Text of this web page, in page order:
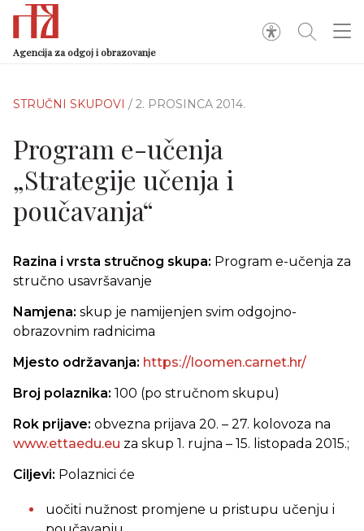
Agencija za odgoj i obrazovanje
STRUČNI SKUPOVI / 2. PROSINCA 2014.
Program e-učenja
„Strategije učenja i
poučavanja“
Razina i vrsta stručnog skupa: Program e-učenja za
stručno usavršavanje
Namjena: skup je namijenjen svim odgojno-
obrazovnim radnicima
Mjesto održavanja: https://loomen.carnet.hr/
Broj polaznika: 100 (po stručnom skupu)
Rok prijave: obvezna prijava 20. – 27. kolovoza na
www.ettaedu.eu za skup 1. rujna – 15. listopada 2015.;
Ciljevi: Polaznici će
uočiti nužnost promjene u pristupu učenju i